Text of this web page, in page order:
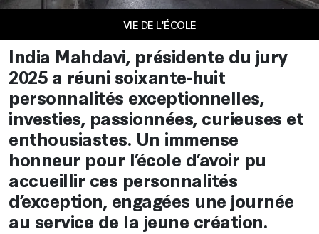
VIE DE L'ÉCOLE
India Mahdavi, présidente du jury
2025 a réuni soixante-huit
personnalités exceptionnelles,
investies, passionnées, curieuses et
enthousiastes. Un immense
honneur pour l’école d’avoir pu
accueillir ces personnalités
d’exception, engagées une journée
au service de la jeune création.